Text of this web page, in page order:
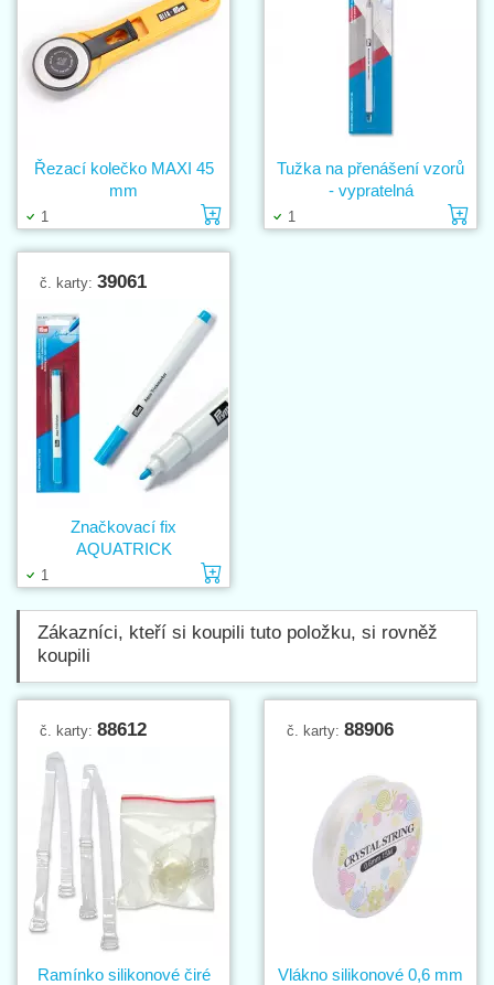
1 Vložit do košíku
Řezací kolečko MAXI 45
mm
1
Tužka na přenášení vzorů
- vypratelná
č. karty: 39061
1
Značkovací fix
AQUATRICK
Zákazníci, kteří si koupili tuto položku, si rovněž
koupili
č. karty: 88612
Ramínko silikonové čiré
č. karty: 88906
Vlákno silikonové 0,6 mm